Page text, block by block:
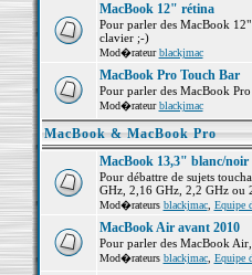
MacBook 12" rétina
Pour parler des MacBook
clavier ;-)
Mod�rateurblackjmac
MacBook Pro Touch Bar
Pour parler des MacBook
Mod�rateurblackjmac
MacBook & MacBook Pro
MacBook 13,3" blanc/noir
Pour débattre de sujets
GHz, 2,16 GHz, 2,2 GHz ou
Mod�rateurs blackjmac, Equipe
MacBook Air avant 2010
Pour parler des MacBook
Mod�rateurs blackjmac, Equipe